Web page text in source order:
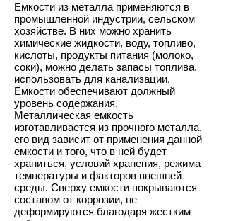
Емкости из металла применяются в
промышленной индустрии, сельском
хозяйстве. В них можно хранить
химические жидкости, воду, топливо,
кислоты, продукты питания (молоко,
соки), можно делать запасы топлива,
использовать для канализации.
Емкости обеспечивают должный
уровень содержания.
Металлическая емкость
изготавливается из прочного металла,
его вид зависит от применения данной
емкости и того, что в ней будет
храниться, условий хранения, режима
температуры и факторов внешней
среды. Сверху емкости покрываются
составом от коррозии, не
деформируются благодаря жестким